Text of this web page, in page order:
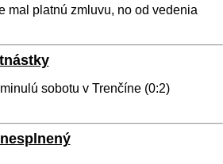
mal platnú zmluvu, no od vedenia
sobotu v Trenčíne (0:2)